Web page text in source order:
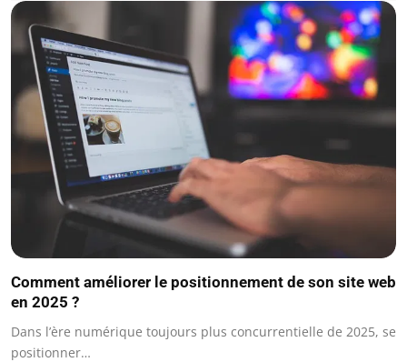
Comment améliorer le positionnement de son site web
en 2025 ?
Dans l’ère numérique toujours plus concurrentielle de 2025, se
positionner…